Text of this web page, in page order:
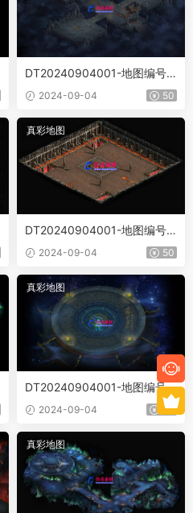
DT20240904001-地图编号JI
M-XF2024-09-04 50
真彩地图
DT20240904001-地图编号Ji
m-XA2024-09-04 50
真彩地图
DT20240904001-地图编号Ji
m-TTT
2024-09-04 50
真彩地图